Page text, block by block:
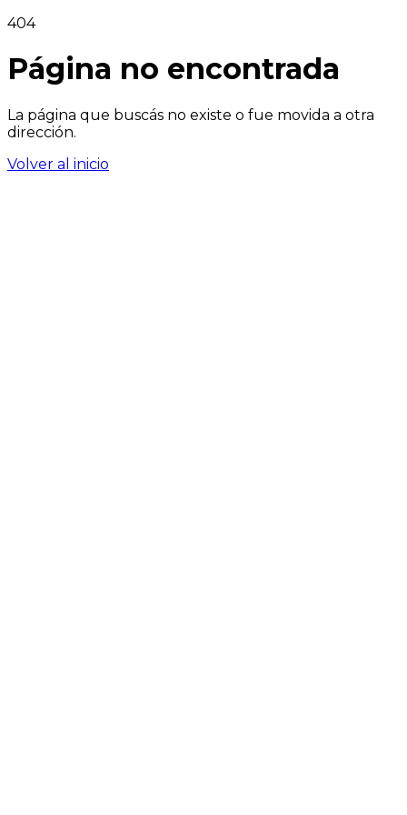
404
Página no encontrada
La página que buscás no existe o fue movida a otra
dirección.
Volver al inicio